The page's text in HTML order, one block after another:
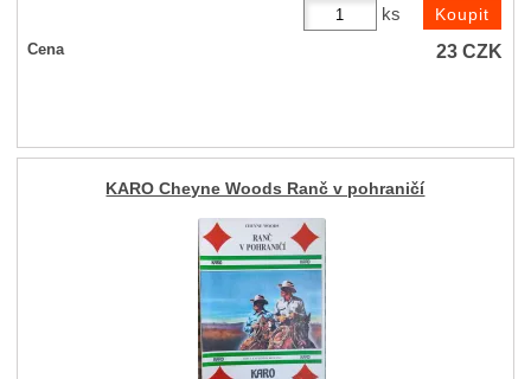
ks
Cena 23CZK
KARO Cheyne Woods Ranč v pohraničí